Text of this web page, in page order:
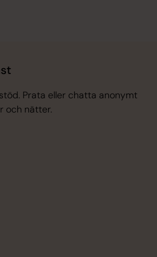
Prata eller chatta anonymt
och nätter.